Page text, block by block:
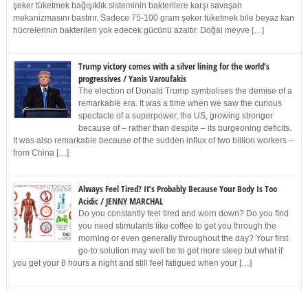
şeker tüketmek bağışıklık sisteminin bakterilere karşı savaşan
mekanizmasını bastırır. Sadece 75-100 gram şeker tüketmek bile beyaz kan
hücrelerinin bakterileri yok edecek gücünü azaltır. Doğal meyve […]
Trump victory comes with a silver lining for the world’s
progressives / Yanis Varoufakis
The election of Donald Trump symbolises the demise of a
remarkable era. It was a time when we saw the curious
spectacle of a superpower, the US, growing stronger
because of – rather than despite – its burgeoning deficits.
It was also remarkable because of the sudden influx of two billion workers –
from China […]
Always Feel Tired? It’s Probably Because Your Body Is Too
Acidic / JENNY MARCHAL
Do you constantly feel tired and worn down? Do you find
you need stimulants like coffee to get you through the
morning or even generally throughout the day? Your first
go-to solution may well be to get more sleep but what if
you get your 8 hours a night and still feel fatigued when your […]